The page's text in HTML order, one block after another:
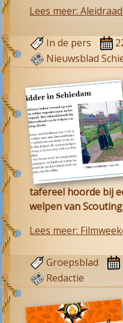
Lees meer:
Nieuwsblad
In de pers
tafereel hoorde bij
welpen van
Lees meer:
Redactie
Groepsblad